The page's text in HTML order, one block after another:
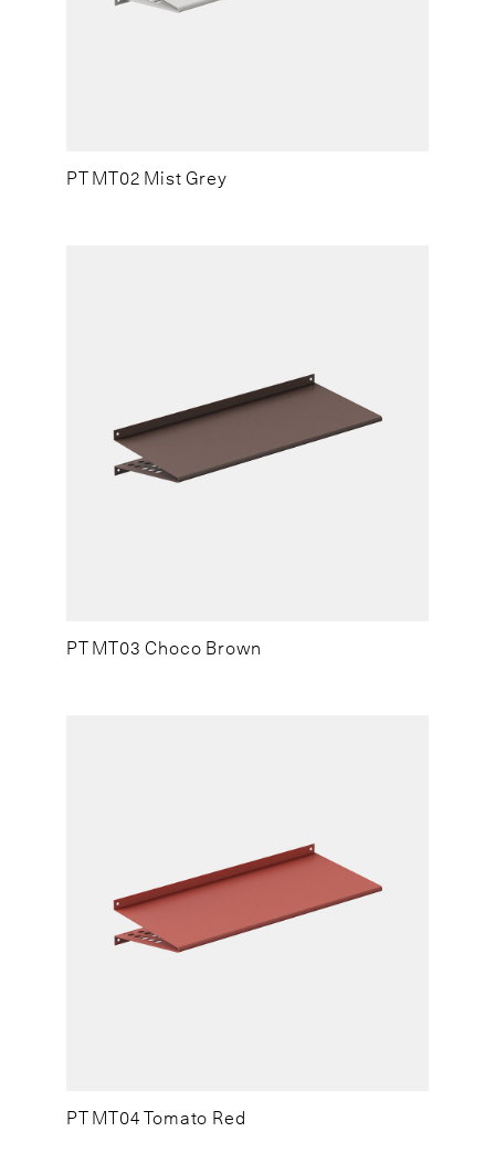
PT MT02 Mist Grey
PT MT03 Choco Brown
PT MT04 Tomato Red